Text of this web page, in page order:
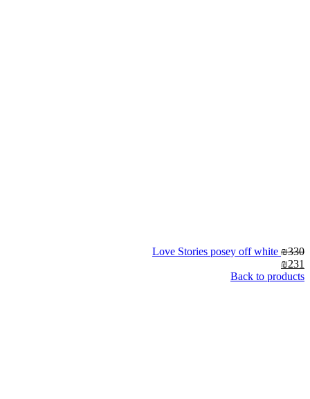
Love Stories posey off white ₪330
₪231
Back to products